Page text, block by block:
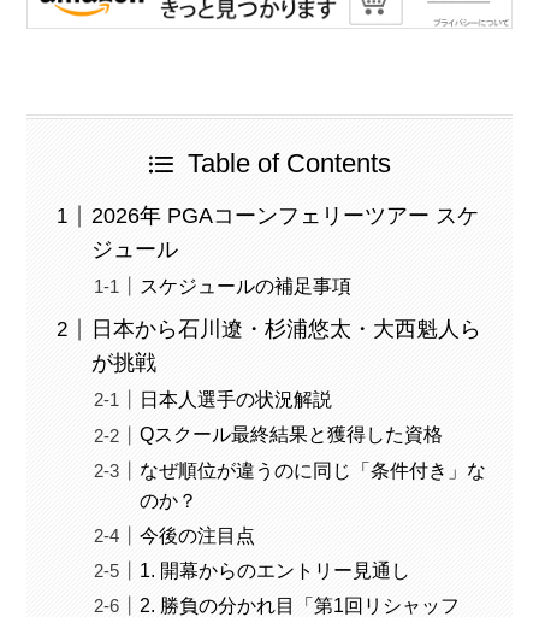
Table of Contents
2026年 PGAコーンフェリーツアー スケ
ジュール
スケジュールの補足事項
日本から石川遼・杉浦悠太・大西魁人ら
が挑戦
日本人選手の状況解説
Qスクール最終結果と獲得した資格
なぜ順位が違うのに同じ「条件付き」な
のか？
今後の注目点
1. 開幕からのエントリー見通し
2. 勝負の分かれ目「第1回リシャッフ